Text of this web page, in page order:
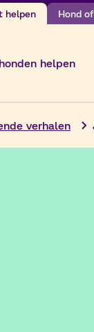
helpen Hond
helpen
verhalen